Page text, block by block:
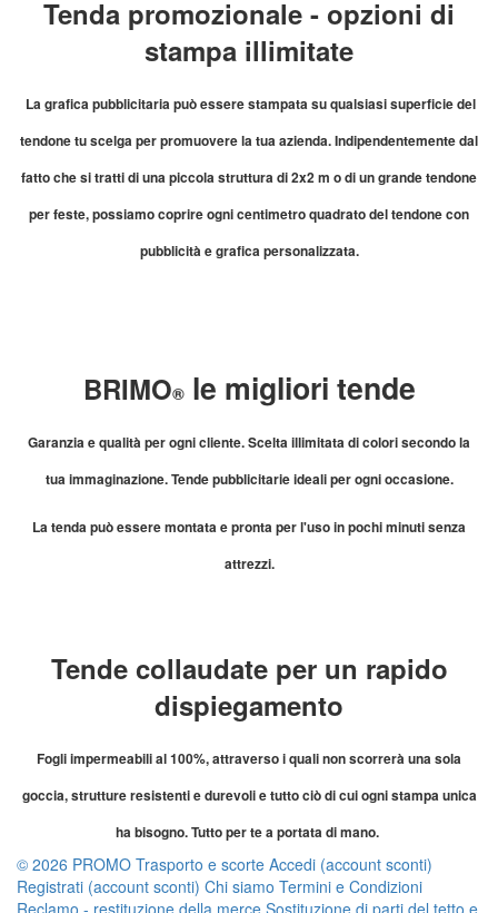
Tenda promozionale - opzioni di
stampa illimitate
La grafica pubblicitaria può essere stampata su qualsiasi superficie del
tendone tu scelga per promuovere la tua azienda. Indipendentemente dal
fatto che si tratti di una piccola struttura di 2x2 m o di un grande tendone
per feste, possiamo coprire ogni centimetro quadrato del tendone con
pubblicità e grafica personalizzata.
BRIMO®le migliori tende
Garanzia e qualità per ogni cliente. Scelta illimitata di colori secondo la
tua immaginazione. Tende pubblicitarie ideali per ogni occasione.
La tenda può essere montata e pronta per l'uso in pochi minuti senza
attrezzi.
Tende collaudate per un rapido
dispiegamento
Fogli impermeabili al 100%, attraverso i quali non scorrerà una sola
goccia, strutture resistenti e durevoli e tutto ciò di cui ogni stampa unica
ha bisogno. Tutto per te a portata di mano.
© 2026 PROMO Trasporto e scorte Accedi (account sconti)
Registrati (account sconti) Chi siamo Termini e Condizioni
Reclamo - restituzione della merce Sostituzione di parti del tetto e